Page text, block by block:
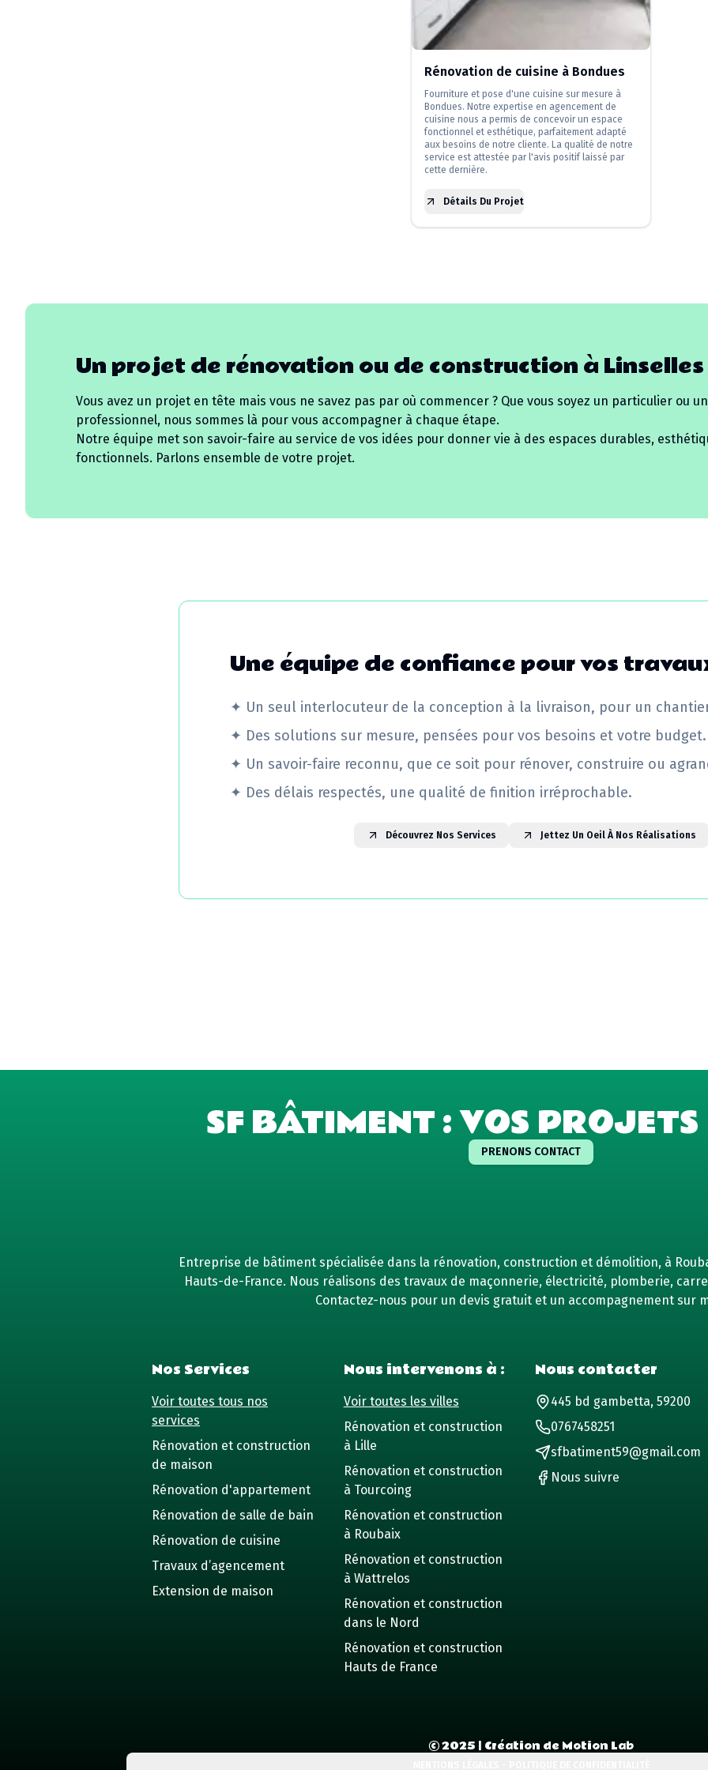
Rénovation de cuisine à Bondues
Fourniture et pose d'une cuisine sur mesure à
Bondues. Notre expertise en agencement de
cuisine nous a permis de concevoir un espace
fonctionnel et esthétique, parfaitement adapté
aux besoins de notre cliente. La qualité de notre
service est attestée par l'avis positif laissé par
cette dernière.
Détails Du Projet
Un projet de rénovation ou de construction àLinselles
Vous avez un projet en tête mais vous ne savez pas par où commencer ? Que vous soyez un particulier ou un
professionnel, nous sommes là pour vous accompagner à chaque étape.
Notre équipe met son savoir-faire au service de vos idées pour donner vie à des espaces durables,
fonctionnels. Parlons ensemble de votre projet.
Une équipe de confiance pour vos
✦ Un seul interlocuteur de la conception à la livraison, pour un
✦ Des solutions sur mesure, pensées pour vos besoins et votre budget.
✦ Un savoir-faire reconnu, que ce soit pour rénover, construire ou
✦ Des délais respectés, une qualité de finition irréprochable.
Découvrez Nos Services Jettez Un Oeil À Nos Réalisations
SF BÂTIMENT : VOS
PRENONS CONTACT
Entreprise de bâtiment spécialisée dans la rénovation, construction et démolition, à
Hauts-de-France. Nous réalisons des travaux de maçonnerie, électricité, plomberie,
Contactez-nous pour un devis gratuit et un accompagnement sur
Nos Services
Voir toutes tous nos
services
Rénovation et construction
de maison
Rénovation d'appartement
Rénovation de salle de bain
Rénovation de cuisine
Travaux d’agencement
Extension de maison
Nous intervenons à :
Voir toutes les villes
Rénovation et construction
à Lille
Rénovation et construction
à Tourcoing
Rénovation et construction
à Roubaix
Rénovation et construction
à Wattrelos
Rénovation et construction
dans le Nord
Rénovation et construction
Hauts de France
Nous contacter
445 bd gambetta, 59200
0767458251
sfbatiment59@gmail.com
Nous suivre
©2025 | Création de Motion Lab